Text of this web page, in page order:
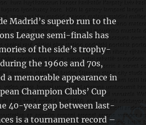
Madrid’s superb run to the
League semi-finals has
of the side’s trophy-
the 1960s and 70s,
a memorable appearance in
Champion Clubs’ Cup
40-year gap between last-
is a tournament record –